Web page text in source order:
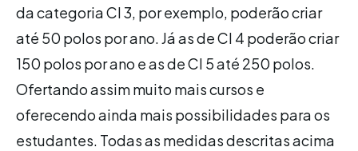
da categoria CI 3, por exemplo, poderão criar
até 50 polos por ano. Já as de CI 4 poderão criar
150 polos por ano e as de CI 5 até 250 polos.
Ofertando assim muito mais cursos e
oferecendo ainda mais possibilidades para os
estudantes. Todas as medidas descritas acima